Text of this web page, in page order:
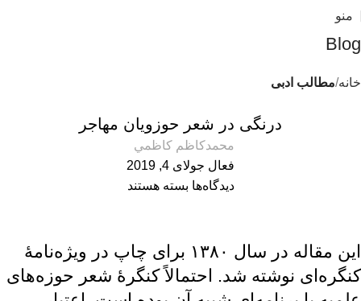
منو
Blog
خانه مطالب ادبی
درنگی در شعر حوزویان مهاجر
محمدكاظم كاظمي
فعال جولای 4, 2019
دیدگاه‌ها بسته هستند
این مقاله در سال ۱۳۸۰ برای چاپ در ویژه‌نامۀ
کنگره‌ای نوشته شد. احتمالاً کنگرۀ شعر حوزه‌های